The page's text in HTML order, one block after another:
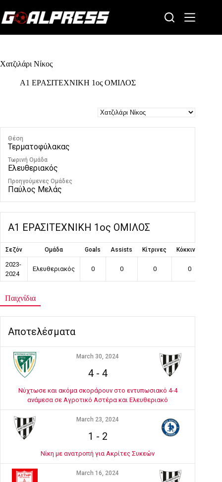
to
content
Χατζιλάρι Νίκος
Α1 ΕΡΑΣΙΤΕΧΝΙΚΗ 1ος ΟΜΙΛΟΣ
Θέση
Τερματοφύλακας
Τωρινή Ομάδα
Ελευθεριακός
Προηγούμενες Ομάδες
Παύλος Μελάς
Α1 ΕΡΑΣΙΤΕΧΝΙΚΗ 1ος ΟΜΙΛΟΣ
Σεζόν Ομάδα Goals Assists Κίτρινες Κόκκινες
2023-
2024
Ελευθεριακός 0 0 0 0
Παιχνίδια
Αποτελέσματα
March 30, 2024
4- 4
Νύχτωσε και ακόμα σκοράρουν στο εντυπωσιακό 4-4
ανάμεσα σε Αγροτικό Αστέρα και Ελευθεριακό
March 23, 2024
1 - 2
Νίκη με ανατροπή για Ακρίτες Συκεών
March 16, 2024